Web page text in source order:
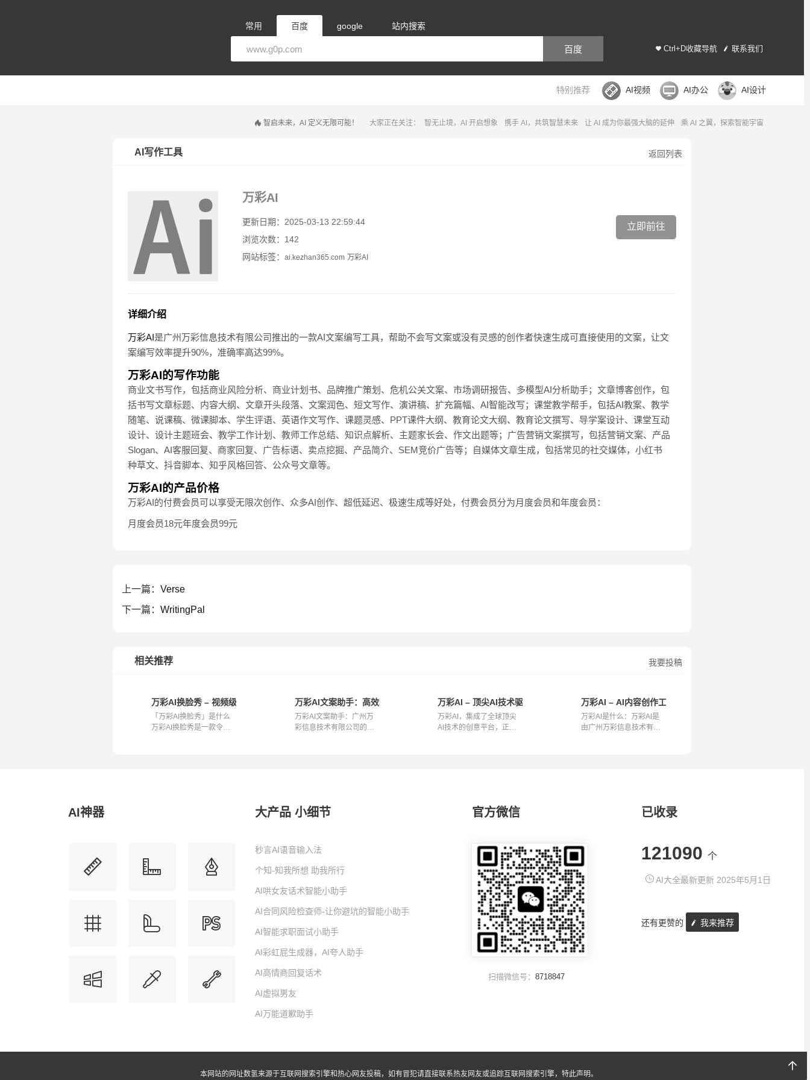
常用 百度 google 站内搜索
Ctrl+D收藏导航 联系我们
百度
特别推荐 AI视频 AI办公 AI设计
大家正在关注： 智无止境，AI 开启想象 携手 AI，共筑智慧未来 让 AI 成为你最强大脑的延伸 乘 AI 之翼，探索智能宇宙
智启未来，AI 定义无限可能！
返回列表
AI写作工具
万彩AI
更新日期：2025-03-13 22:59:44
浏览次数：142
网站标签： ai.kezhan365.com 万彩AI
立即前往
详细介绍
万彩AI是广州万彩信息技术有限公司推出的一款AI文案编写工具，帮助不会写文案或没有灵感的创作者快速生成可直接使用的文案，让文
案编写效率提升90%，准确率高达99%。
万彩AI的写作功能
商业文书写作，包括商业风险分析、商业计划书、品牌推广策划、危机公关文案、市场调研报告、多模型AI分析助手；文章博客创作，包
括书写文章标题、内容大纲、文章开头段落、文案润色、短文写作、演讲稿、扩充篇幅、AI智能改写；课堂教学帮手，包括AI教案、教学
随笔、说课稿、微课脚本、学生评语、英语作文写作、课题灵感、PPT课件大纲、教育论文大纲、教育论文撰写、导学案设计、课堂互动
设计、设计主题班会、教学工作计划、教师工作总结、知识点解析、主题家长会、作文出题等；广告营销文案撰写，包括营销文案、产品
Slogan、AI客服回复、商家回复、广告标语、卖点挖掘、产品简介、SEM竞价广告等；自媒体文章生成，包括常见的社交媒体，小红书
种草文、抖音脚本、知乎风格回答、公众号文章等。
万彩AI的产品价格
万彩AI的付费会员可以享受无限次创作、众多AI创作、超低延迟、极速生成等好处，付费会员分为月度会员和年度会员：
月度会员18元年度会员99元
上一篇： Verse
下一篇： WritingPal
我要投稿
相关推荐
万彩AI换脸秀 – 视频级换脸超逼真
「万彩AI换脸秀」是什么
万彩AI换脸秀是一款令人
万彩AI文案助手：高效精准的内容创作工具 | 广州万彩信息技术有限公司
万彩AI文案助手：广州万
彩信息技术有限公司的创
万彩AI – 顶尖AI技术驱动的智能写作与短视频创作平台
万彩AI，集成了全球顶尖
AI技术的创意平台，正以
万彩AI – AI内容创作工具合集
万彩AI是什么：万彩AI是
由广州万彩信息技术有限
AI神器 大产品 小细节
秒言AI语音输入法
个知-知我所想 助我所行
AI哄女友话术智能小助手
AI合同风险检查师-让你避坑的智能小助手
AI智能求职面试小助手
AI彩虹屁生成器，AI夸人助手
AI高情商回复话术
AI虚拟男友
AI万能道歉助手
官方微信
扫描微信号：8718847
已收录
121090 个
AI大全最新更新 2025年5月1日
还有更赞的 我来推荐
本网站的网址数氢来源于互联网搜索引擎和热心网友投稿，如有冒犯请直接联系热友网友或追踪互联网搜索引擎，特此声明。